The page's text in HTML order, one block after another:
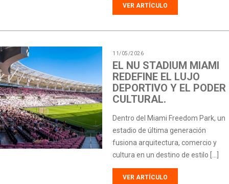
VER ARTÍCULO
11/05/2026
EL NU STADIUM MIAMI
REDEFINE EL LUJO
DEPORTIVO Y EL PODER
CULTURAL.
Dentro del Miami Freedom Park, un
estadio de última generación
fusiona arquitectura, comercio y
cultura en un destino de estilo […]
VER ARTÍCULO